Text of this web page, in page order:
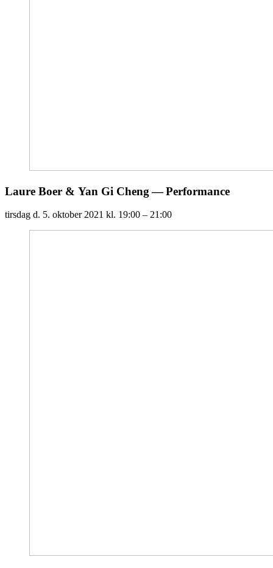
Laure Boer & Yan Gi Cheng — Performance
tirsdag d. 5. oktober 2021 kl. 19:00 – 21:00